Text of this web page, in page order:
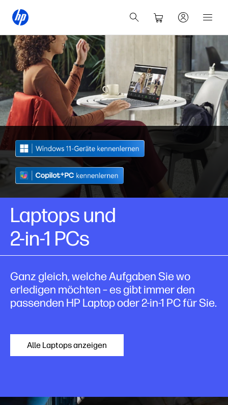
Laptops und
2-in-1 PCs
Ganz gleich, welche Aufgaben Sie wo
erledigen möchten – es gibt immer den
passenden HP Laptop oder 2-in-1 PC für Sie.
Alle Laptops anzeigen